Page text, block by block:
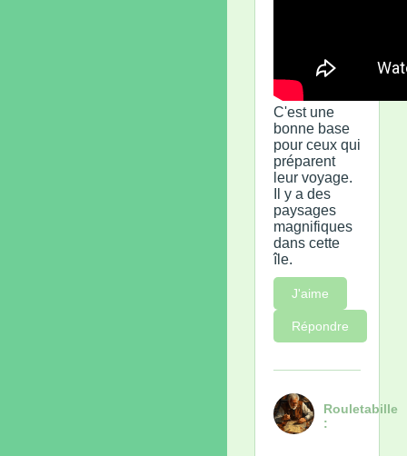
C'est une
bonne base
pour ceux qui
préparent
leur voyage.
Il y a des
paysages
magnifiques
dans cette
île.
J'aime
Répondre
Rouletabille
: